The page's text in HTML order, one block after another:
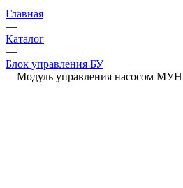
Главная
—
Каталог
—
Блок управления БУ
—Модуль управления насосом